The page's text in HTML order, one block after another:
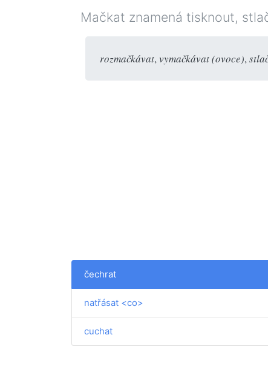
Mačkat znamená tisknout,
rozmačkávat, vymačkávat (ovoce),
čechrat
natřásat <co>
cuchat